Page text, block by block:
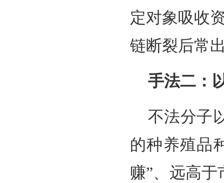
定对象吸收
链断裂后常
手法二：
不法分子
的种养殖品
赚”、远高